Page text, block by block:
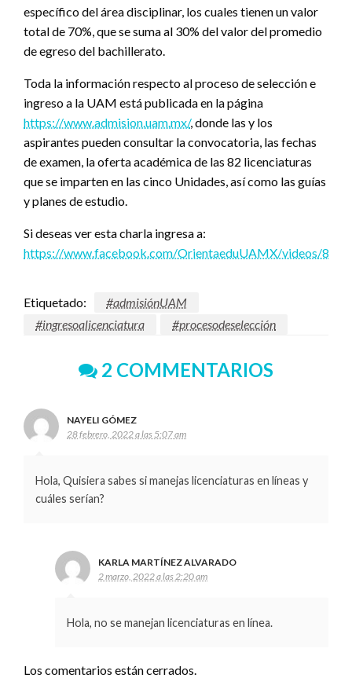
específico del área disciplinar, los cuales tienen un valor
total de 70%, que se suma al 30% del valor del promedio
de egreso del bachillerato.
Toda la información respecto al proceso de selección e
ingreso a la UAM está publicada en la página
https://www.admision.uam.mx/, donde las y los
aspirantes pueden consultar la convocatoria, las fechas
de examen, la oferta académica de las 82 licenciaturas
que se imparten en las cinco Unidades, así como las guías
y planes de estudio.
Si deseas ver esta charla ingresa a:
https://www.facebook.com/OrientaeduUAMX/videos/
Etiquetado:
#admisiónUAM
#ingresoalicenciatura
#procesodeselección
2 COMMENTARIOS
NAYELI GÓMEZ
28 febrero, 2022 a las 5:07 am
Hola, Quisiera sabes si manejas licenciaturas en líneas y
cuáles serían?
KARLA MARTÍNEZ ALVARADO
2 marzo, 2022 a las 2:20 am
Hola, no se manejan licenciaturas en línea.
Los comentarios están cerrados.